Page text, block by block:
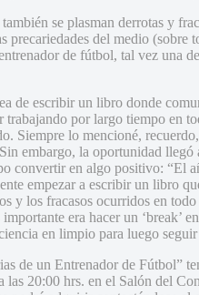
se plasman derrotas y
precariedades del medio
de fútbol, tal vez una
de escribir un libro donde
trabajando por largo tiempo en
Siempre lo mencioné,
embargo, la oportunidad
convertir en algo positivo: “El
empezar a escribir un libro
y los fracasos ocurridos en
era hacer un ‘break’
en limpio para luego seguir
de un Entrenador de Fútbol”
las 20:00 hrs. en el Salón del